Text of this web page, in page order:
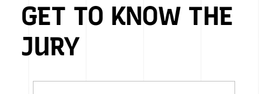
GET TO KNOW THE
JURY